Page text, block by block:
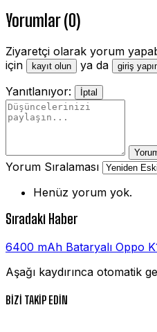
Yorumlar (0)
Ziyaretçi olarak yorum
için
kayıt olun ya da giriş
Yanıtlanıyor:
İptal
Yorum Sıralaması
Henüz yorum yok.
Sıradaki Haber
6400 mAh Bataryalı Oppo
Aşağı kaydırınca otomatik
BİZİ TAKİP EDİN